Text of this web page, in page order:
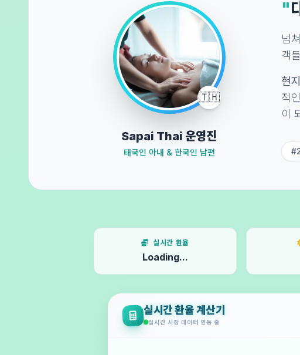
🇹🇭
Sapai Thai 운영진
태국인 아내 & 한국인 남편
"
넘
객
현
적
이
실시간 환율
Loading...
실시간 환율 계산기
실시간 시장 데이터 연동 중